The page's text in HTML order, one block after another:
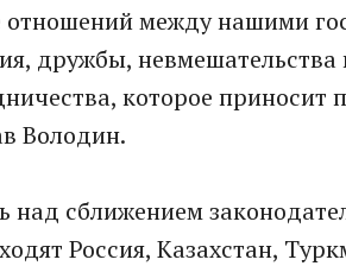
отношений между нашими
дружбы, невмешательства
которое приносит
Володин.
над сближением
Россия, Казахстан,